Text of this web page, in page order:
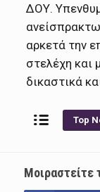
ΔΟΥ.
αρκετά την
στελέχη και
δικαστικά
Top
Μοιραστείτε